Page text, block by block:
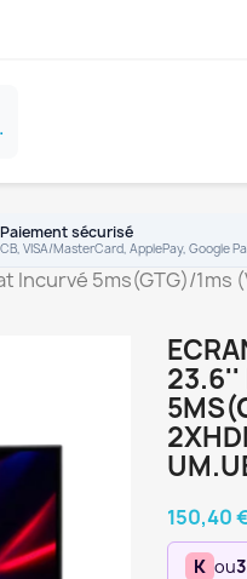
choisir ?
Paiement sécurisé
CB, VISA/MasterCard, ApplePay, Google
Incurvé 5ms(GTG)/1ms
23.6''
150,40
K ou